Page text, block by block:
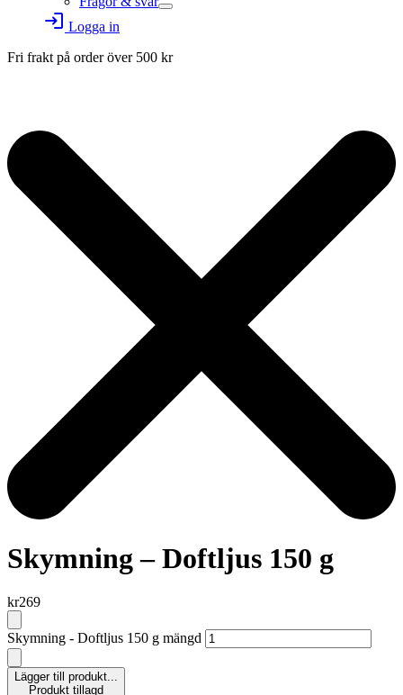
login Logga in
Fri frakt på order över 500 kr
Skymning – Doftljus 150 g
kr269
Skymning - Doftljus 150 g mängd
Lägger till produkt...
Produkt tillagd